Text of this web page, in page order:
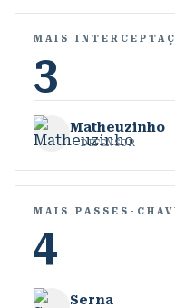
MAIS
3
Matheuzinho
DEFENSOR
MAIS PASSES-
4
Serna